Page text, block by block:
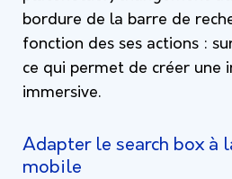
bordure de la barre de
fonction des ses actions :
ce qui permet de créer une
immersive.
Adapter le search box à
mobile